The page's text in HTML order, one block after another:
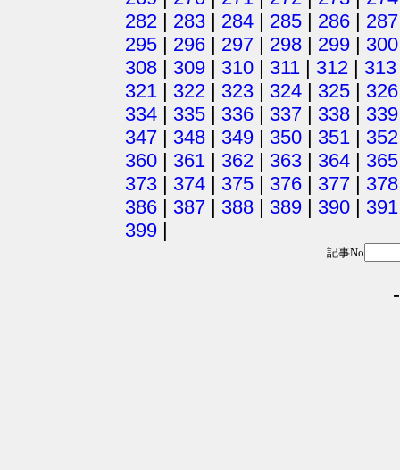
282 | 283 | 284 | 285 | 286 | 287
295 | 296 | 297 | 298 | 299 | 300
308 | 309 | 310 | 311 | 312 | 313
321 | 322 | 323 | 324 | 325 | 326
334 | 335 | 336 | 337 | 338 | 339
347 | 348 | 349 | 350 | 351 | 352
360 | 361 | 362 | 363 | 364 | 365
373 | 374 | 375 | 376 | 377 | 378
386 | 387 | 388 | 389 | 390 | 391
399 |
記事No